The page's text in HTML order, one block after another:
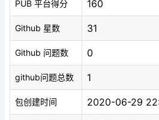
PUB 平台得分 160
Github 星数 31
Github 问题数 0
github问题总数 1
包创建时间 2020-06-29